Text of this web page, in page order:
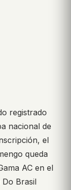
registrado
nacional de
el
queda
AC en el
Brasil